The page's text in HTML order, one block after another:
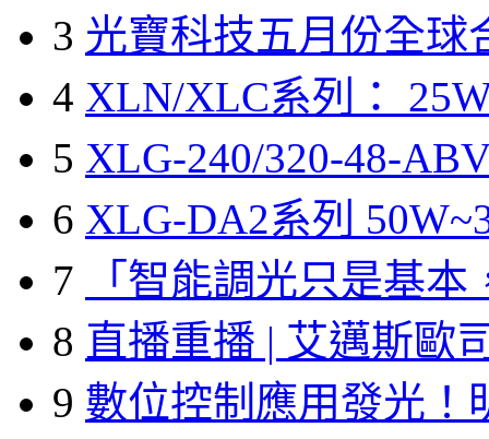
3 光寶科技五月份全球
4 XLN/XLC系列：
5 XLG-240/320-48-
6 XLG-DA2系列
7
「智能調光只是基本
8 直播重播 | 艾邁斯歐
9 數位控制應用發光！